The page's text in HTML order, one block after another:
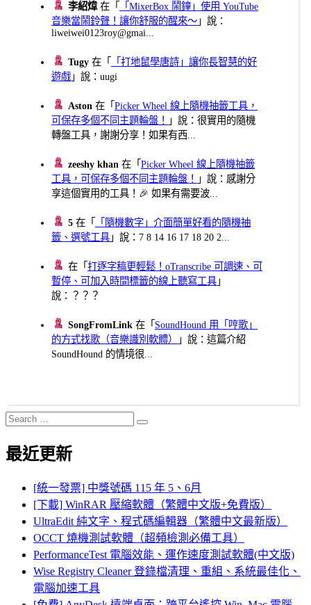
李紹煒在「
「MixerBox 鬧鐘」使用 YouTube
音樂當鬧鈴聲！讓你舒服的醒來～ 」說：
liweiwei0123roy@gmai...
Tugy 在「
「打地鼠學唐詩」讓你長智慧的好
遊戲 」說：uugi
Aston 在「Picker Wheel 線上隨機抽籤工具，
可保存多個不同主題輪盤！
」說：很實用的隨機
轉盤工具，謝謝分享！如果有西...
zeeshy khan 在「Picker Wheel 線上隨機抽籤
工具，可保存多個不同主題輪盤！
」說：感謝分
享這個實用的工具！🎉 如果有需要波...
5 在「
「隨機數字」介面簡單好看的隨機抽
籤、選號工具 」說：7 8 14 16 17 18 20 2...
在「打逐字稿更輕鬆！oTranscribe 可調速、可
暫停、可加入時間標籤的線上聽寫工具 」
說：？？？
SongFromLink 在「 SoundHound 用「哼歌」
的方式找歌（音樂識別軟體）
」說：這篇介紹
SoundHound 的情境很...
Search
for:
Search
最近更新
[統一發票] 中獎號碼 115 年 5、6月
[下載] WinRAR 壓縮軟體（繁體中文版+免費版）
UltraEdit 純文字、程式碼編輯器（繁體中文最新版）
OCCT 燒機測試軟體（超頻檢測必備工具）
PerformanceTest 電腦效能、運作速度測試軟體(中文版)
Wise Registry Cleaner 登錄檔清理、重組、系統最佳化、
電腦加速工具